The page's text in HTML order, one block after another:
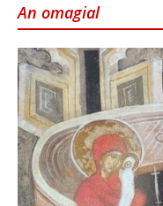
An omagial